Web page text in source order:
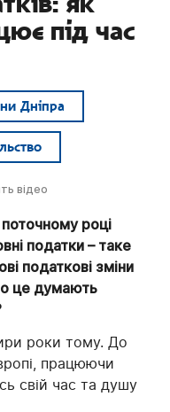
під час
Дніпра
відео
році
податки – таке
податкові зміни
це думають
роки тому. До
працюючи
свій час та душу